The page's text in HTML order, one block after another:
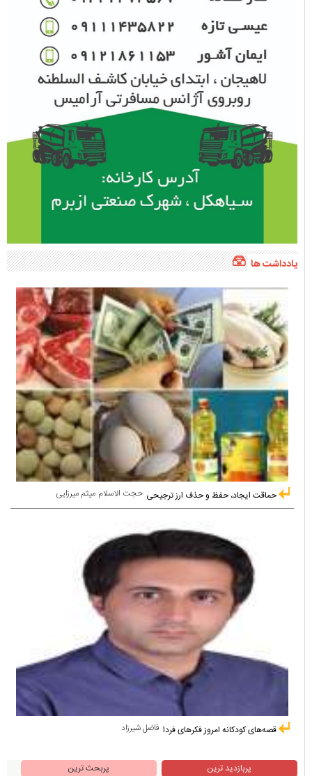
یادداشت ها
حجت الاسلام میثم میرزایی حماقت ایجاد، حفظ و حذف ارز ترجیحی
فاضل شیرزاد قصه‌های کودکانه امروز فکرهای فردا
پربازدید ترین
پربحث ترین